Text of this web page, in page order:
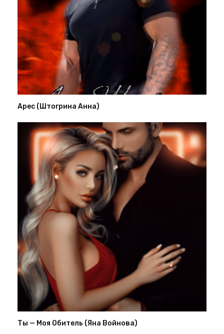
Арес (Штогрина Анна)
Ты — Моя Обитель (Яна Войнова)